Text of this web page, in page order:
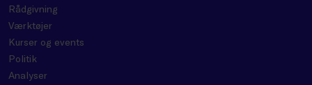
Rådgivning
Værktøjer
Kurser og events
Politik
Analyser